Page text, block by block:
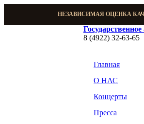
НЕЗАВИСИМАЯ ОЦЕНКА
8 (4922) 32-63-65
Главная
О НАС
Концерты
Пресса